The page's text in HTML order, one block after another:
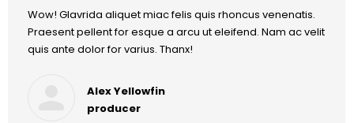
Wow! Glavrida aliquet miac felis quis rhoncus venenatis.
Praesent pellent for esque a arcu ut eleifend. Nam ac velit
quis ante dolor for varius. Thanx!
Alex Yellowfin
producer